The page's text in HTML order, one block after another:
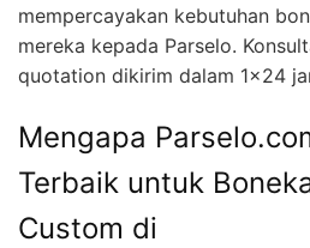
mempercayakan kebutuhan
mereka kepada Parselo.
quotation dikirim dalam 1×24
Mengapa
Terbaik untuk
Custom di